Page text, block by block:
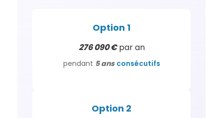
Option 1
276 090 €par an
pendant 5 ans consécutifs
Option 2